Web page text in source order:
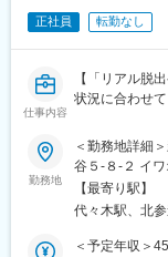
1）コンテンツ
└CG、遊技機
2）ライブエン
└舞台・イベ
3）映像配給事
└映画・ドラマ
└VR、感情認
5）インキュベ
└投資、イン
※本求人は、コ
正社員 転勤なし
仕事内容
【「リアル脱
状況に合わせ
「リアル脱出
ツの世界観を
お任せいたし
から立体的で
画、コミック
ます。
勤務地
＜勤務地詳細
谷５-８-２ イ
代々木駅受動
社の定める事
【最寄り駅】
代々木駅、北
＜予定年収＞